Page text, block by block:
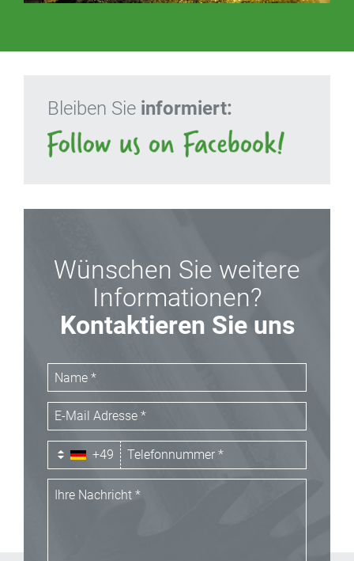
Bleiben Sie informiert:
Wünschen Sie weitere
Informationen?
Kontaktieren Sie uns
+49